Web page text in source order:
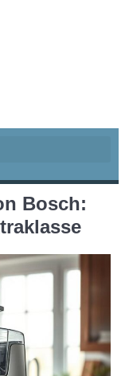
Bosch: